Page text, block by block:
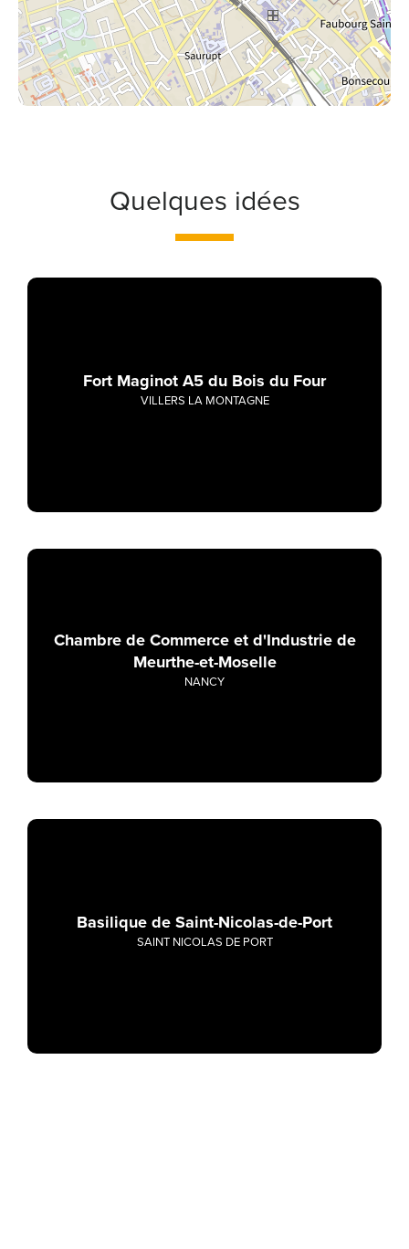
Quelques idées
Fort Maginot A5 du Bois du Four
VILLERS LA MONTAGNE
Chambre de Commerce et d'Industrie de
Meurthe-et-Moselle
NANCY
Basilique de Saint-Nicolas-de-Port
SAINT NICOLAS DE PORT